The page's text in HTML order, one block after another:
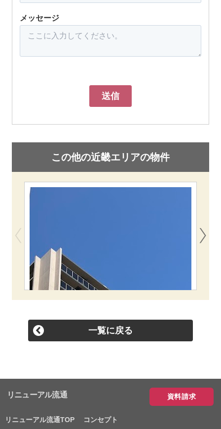
メッセージ
この他の近畿エリアの物件
一覧に戻る
リニューアル流通 資料請求
リニューアル流通TOP コンセプト